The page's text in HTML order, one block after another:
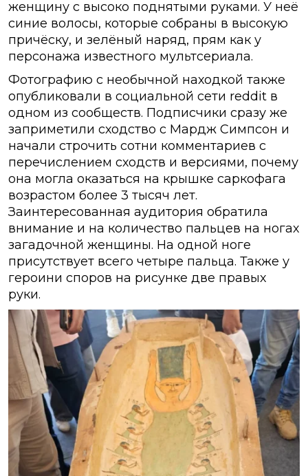
женщину с высоко поднятыми руками. У неё
синие волосы, которые собраны в высокую
причёску, и зелёный наряд, прям как у
персонажа известного мультсериала.
Фотографию с необычной находкой также
опубликовали в социальной сети reddit в
одном из сообществ. Подписчики сразу же
заприметили сходство с Мардж Симпсон и
начали строчить сотни комментариев с
перечислением сходств и версиями, почему
она могла оказаться на крышке саркофага
возрастом более 3 тысяч лет.
Заинтересованная аудитория обратила
внимание и на количество пальцев на ногах
загадочной женщины. На одной ноге
присутствует всего четыре пальца. Также у
героини споров на рисунке две правых
руки.